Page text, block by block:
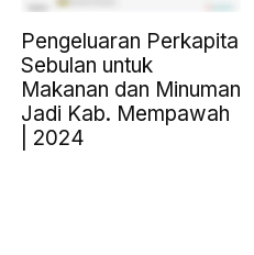
Pengeluaran Perkapita
Sebulan untuk
Makanan dan Minuman
Jadi Kab. Mempawah
| 2024